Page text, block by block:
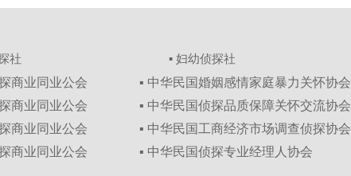
社 ▪ 妇幼侦探社
商业同业公会
商业同业公会
商业同业公会
商业同业公会
▪ 中华民国婚姻感情家庭暴力关怀协会
▪ 中华民国侦探品质保障关怀交流协会
▪ 中华民国工商经济市场调查侦探协会
▪ 中华民国侦探专业经理人协会